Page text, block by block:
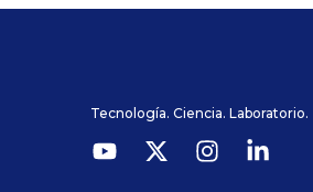
Tecnología. Ciencia. Laboratorio.